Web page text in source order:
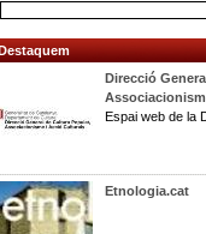
Direcció
Espai web de la
Etnologia.cat